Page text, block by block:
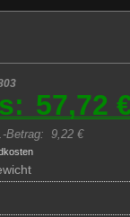
57,72
Betrag: 9,22 €